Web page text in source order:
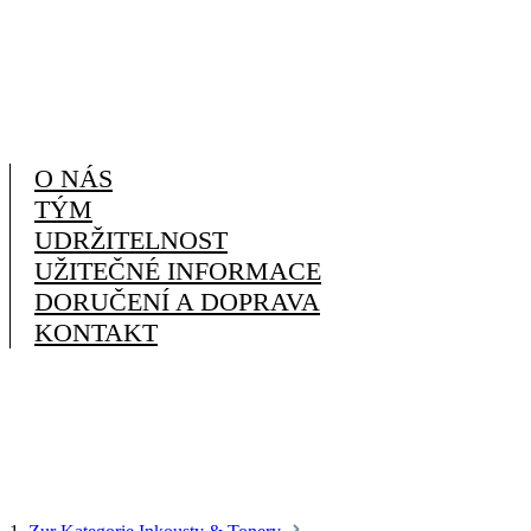
O NÁS
TÝM
UDRŽITELNOST
UŽITEČNÉ INFORMACE
DORUČENÍ A DOPRAVA
KONTAKT